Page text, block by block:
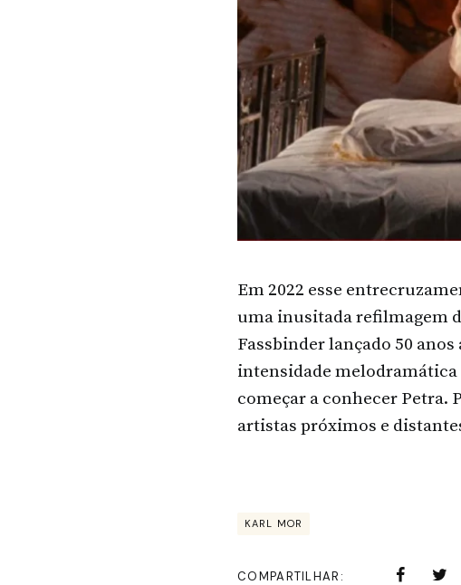
Em 2022 esse
uma inusitada refilmagem
Fassbinder lançado 50
intensidade melodramática
começar a conhecer Petra.
artistas próximos e
KARL MOR
COMPARTILHAR